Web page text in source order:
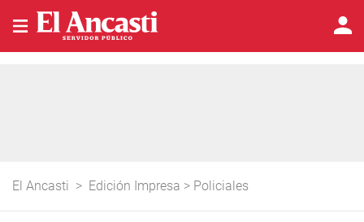
El Ancasti > Edición Impresa > Policiales